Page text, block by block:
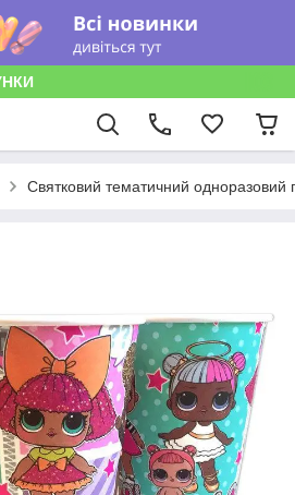
Святковий тематичний одноразовий